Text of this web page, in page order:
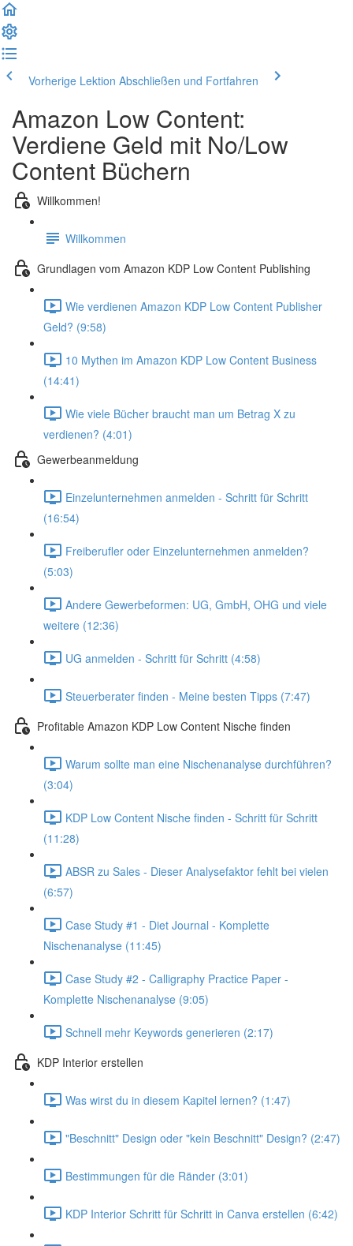
Vorherige Lektion Abschließen und Fortfahren
Amazon Low Content:
Verdiene Geld mit No/Low
Content Büchern
Willkommen!
Willkommen
Grundlagen vom Amazon KDP Low Content Publishing
Wie verdienen Amazon KDP Low Content Publisher
Geld? (9:58)
10 Mythen im Amazon KDP Low Content Business
(14:41)
Wie viele Bücher braucht man um Betrag X zu
verdienen? (4:01)
Gewerbeanmeldung
Einzelunternehmen anmelden - Schritt für Schritt
(16:54)
Freiberufler oder Einzelunternehmen anmelden?
(5:03)
Andere Gewerbeformen: UG, GmbH, OHG und viele
weitere (12:36)
UG anmelden - Schritt für Schritt (4:58)
Steuerberater finden - Meine besten Tipps (7:47)
Profitable Amazon KDP Low Content Nische finden
Warum sollte man eine Nischenanalyse durchführen?
(3:04)
KDP Low Content Nische finden - Schritt für Schritt
(11:28)
ABSR zu Sales - Dieser Analysefaktor fehlt bei vielen
(6:57)
Case Study #1 - Diet Journal - Komplette
Nischenanalyse (11:45)
Case Study #2 - Calligraphy Practice Paper -
Komplette Nischenanalyse (9:05)
Schnell mehr Keywords generieren (2:17)
KDP Interior erstellen
Was wirst du in diesem Kapitel lernen? (1:47)
"Beschnitt" Design oder "kein Beschnitt" Design? (2:47)
Bestimmungen für die Ränder (3:01)
KDP Interior Schritt für Schritt in Canva erstellen (6:42)